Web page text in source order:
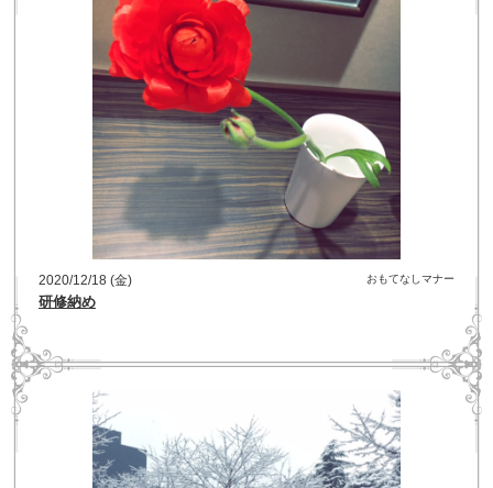
2020/12/18 (金) おもてなしマナー
研修納め